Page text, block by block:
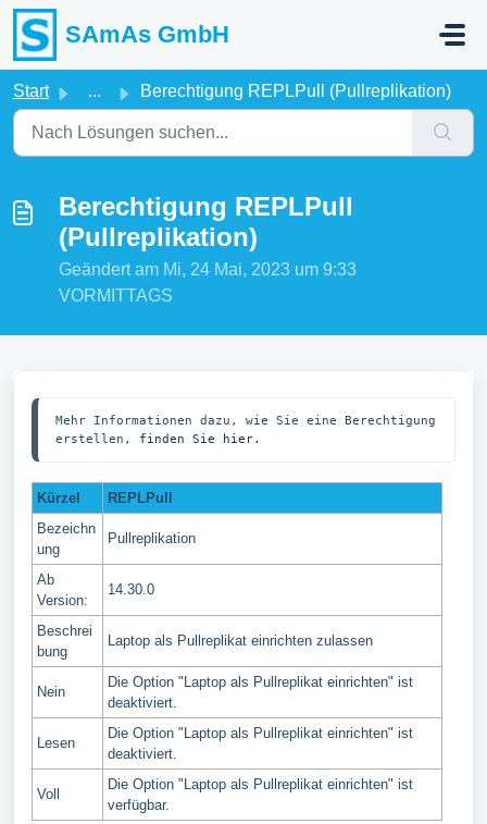
Zum hauptsächlichen Inhalt gehen
SAmAs GmbH
Start ... Berechtigung REPLPull (Pullreplikation)
Berechtigung REPLPull
(Pullreplikation)
Geändert am Mi, 24 Mai, 2023 um 9:33
VORMITTAGS
Mehr Informationen dazu, wie Sie eine Berechtigung
erstellen, finden Sie hier.
Kürzel
REPLPull
Bezeichn
ung
Pullreplikation
Ab
Version:
14.30.0
Beschrei
bung
Laptop als Pullreplikat einrichten zulassen
Nein
Die Option "Laptop als Pullreplikat einrichten" ist
deaktiviert.
Lesen
Die Option "Laptop als Pullreplikat einrichten" ist
deaktiviert.
Voll
Die Option "Laptop als Pullreplikat einrichten" ist
verfügbar.